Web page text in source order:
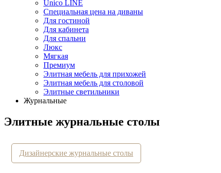
Unico LINE
Специальная цена на диваны
Для гостиной
Для кабинета
Для спальни
Люкс
Мягкая
Премиум
Элитная мебель для прихожей
Элитная мебель для столовой
Элитные светильники
Журнальные
Элитные журнальные столы
Дизайнерские журнальные столы